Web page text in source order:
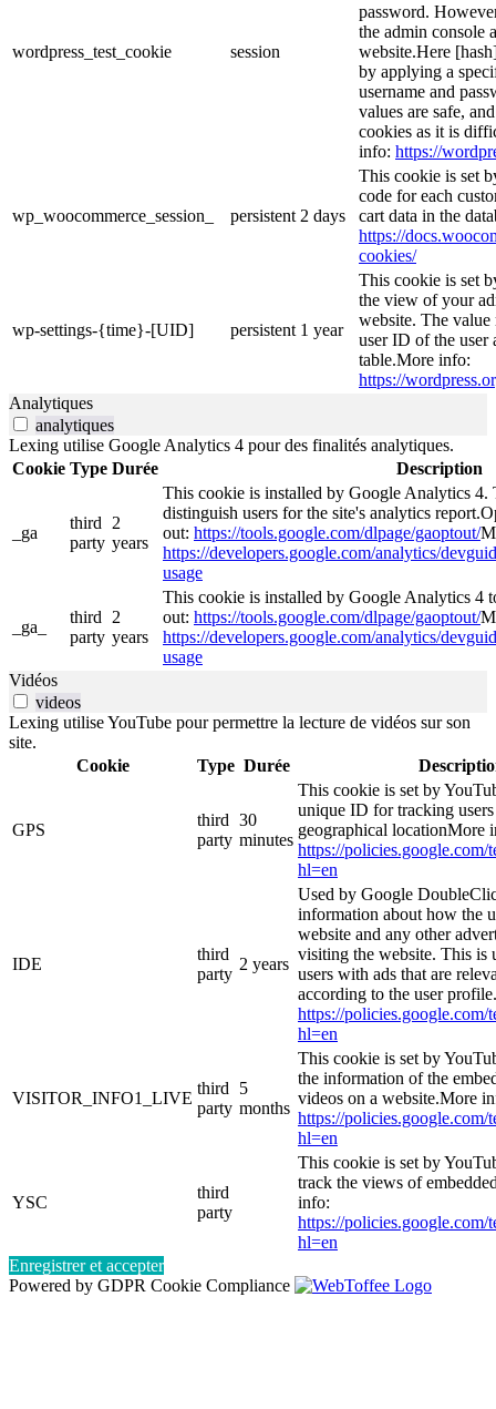
wordpress_test_cookie session
password.
the admin console
website.Here
by applying a
username and
values are safe,
cookies as it is
info: https://
wp_woocommerce_session_ persistent 2 days
This cookie is set
code for each
cart data in the
https://
cookies/
wp-settings-{time}-[UID] persistent 1 year
This cookie is set
the view of your
website. The
user ID of the user
table.More info:
https://
Analytiques
analytiques
Lexing utilise Google Analytics 4 pour des finalités analytiques.
Cookie Type Durée Description
_ga
third
party
2
years
This cookie is installed by Google Analytics 4.
distinguish users for the site's analytics
out: https://tools.google.com/dlpage/gaoptout/
https://developers.google.com/analytics/
usage
_ga_
third
party
2
years
This cookie is installed by Google Analytics 4
out: https://tools.google.com/dlpage/gaoptout/
https://developers.google.com/analytics/
usage
Vidéos
videos
Lexing utilise YouTube pour permettre la lecture de vidéos sur son
site.
Cookie
Type Durée
GPS
third
party
30
minutes
This cookie is set by
unique ID for tracking
geographical locationMore
https://policies.google.com/
hl=en
IDE
third
party
2 years
Used by Google
information about how the
website and any other
visiting the website. This is
users with ads that are
according to the user
https://policies.google.com/
hl=en
VISITOR_INFO1_LIVE
third
party
5
months
This cookie is set by
the information of the
videos on a website.More
https://policies.google.com/
hl=en
YSC
third
party
This cookie is set by
track the views of
info:
https://policies.google.com/
hl=en
Enregistrer et accepter
Powered by GDPR Cookie Compliance